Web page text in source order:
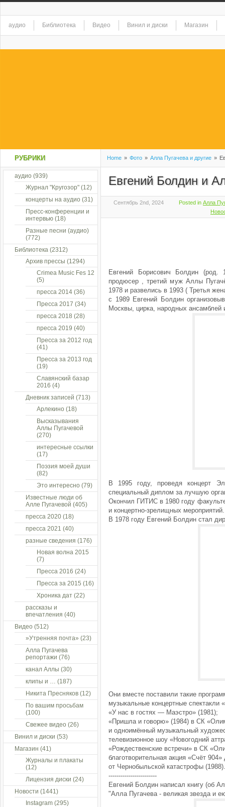
аудио Библиотека Видео Винил и диски Магазин
Home » Фото » Алла Пугачева и другие »
Евгений Болдин и
Сентябрь 2nd, 2024 Posted in Алла
Евгений Борисович Болдин
продюсер , третий муж Аллы
1978 и развелись в 1993 ( Третья
с 1989 Евгений Болдин
Москвы, цирка, народных ансамблей
В 1995 году, проведя концерт
специальный диплом за лучшую
Окончил ГИТИС в 1980 году
и концертно-зрелищных мероприятий.
В 1978 году Евгений Болдин стал
Они вместе поставили такие
музыкальные концертные спектакли
«У нас в гостях — Маэстро» (1981);
«Пришла и говорю» (1984) в СК
и одноимённый музыкальный
телевизионное шоу «Новогодний
«Рождественские встречи» в СК
благотворительная акция «Счёт
от Чернобыльской катастрофы (1988).
------------------------
Евгений Болдин написал книгу (об
"Алла Пугачева - великая звезда и
РУБРИКИ
аудио (939)
Журнал "Кругозор" (12)
концерты на аудио (31)
Пресс-конференции и
интервью (18)
Разные песни (аудио)
(772)
Библиотека (2312)
Архив прессы (1294)
Crimea Music Fes 12
(5)
пресса 2014 (36)
Пресса 2017 (34)
пресса 2018 (28)
пресса 2019 (40)
Пресса за 2012 год
(41)
Пресса за 2013 год
(19)
Славянский базар
2016 (4)
Дневник записей (713)
Арлекино (18)
Высказывания
Аллы Пугачевой
(270)
интересные ссылки
(17)
Поэзия моей души
(82)
Это интересно (79)
Известные люди об
Алле Пугачевой (405)
пресса 2020 (18)
пресса 2021 (40)
разные сведения (176)
Новая волна 2015
(7)
Пресса 2016 (24)
Пресса за 2015 (16)
Хроника дат (22)
рассказы и
впечатления (40)
Видео (512)
»Утренняя почта» (23)
Алла Пугачева
репортажи (76)
канал Аллы (30)
клипы и … (187)
Никита Пресняков (12)
По вашим просьбам
(100)
Свежее видео (26)
Винил и диски (53)
Магазин (41)
Журналы и плакаты
(12)
Лицензия диски (24)
Новости (1441)
Instagram (295)